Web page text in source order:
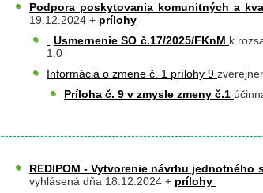
Podpora poskytovania komunitných a
19.12.2024 + prílohy
Usmernenie SO č.17/2025/FKnM k
1.0
Informácia o zmene č. 1 prílohy 9
Príloha č. 9 v zmysle zmeny č.1
REDIPOM - Vytvorenie návrhu
vyhlásená dňa 18.12.2024 + prílohy